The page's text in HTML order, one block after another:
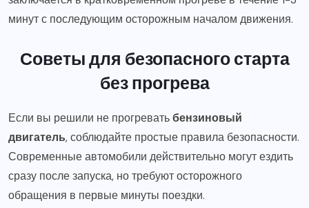
минут с последующим осторожным началом движения.
Советы для безопасного старта
без прогрева
Если вы решили не прогреватьбензиновый
двигатель, соблюдайте простые правила безопасности.
Современные автомобили действительно могут ездить
сразу после запуска, но требуют осторожного
обращения в первые минуты поездки.